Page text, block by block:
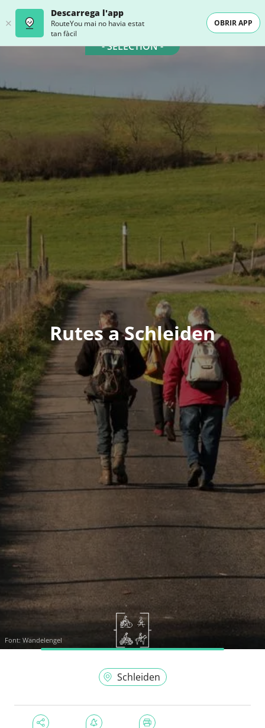
Descarrega l'app
RouteYou mai no havia estat
tan fàcil
OBRIR APP
- SELECTION -
Rutes a Schleiden
Font: Wandelengel
Schleiden